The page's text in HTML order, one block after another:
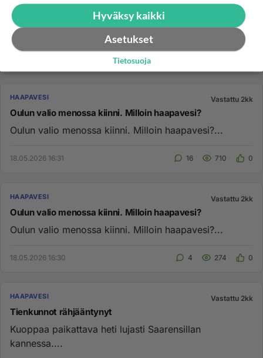
HAAPAVESI Vastattu 2kk
Oulun valio menossa kiinni. Milloin haapavesi?
Oulun valio menossa kiinni. Milloin haapavesi?...
18.05.2026 16:31 16 710 0
HAAPAVESI Vastattu 2kk
Oulun valio menossa kiinni. Milloin haapavesi?
Oulun valio menossa kiinni. Milloin haapavesi?...
18.05.2026 16:30 4 274 0
HAAPAVESI Vastattu 2kk
Tienkunnot rähjääntynyt
Kuoppaa paikattava heti lujasti Saarensillan
kannessa....
Hyväksy kaikki
Asetukset
Tietosuoja